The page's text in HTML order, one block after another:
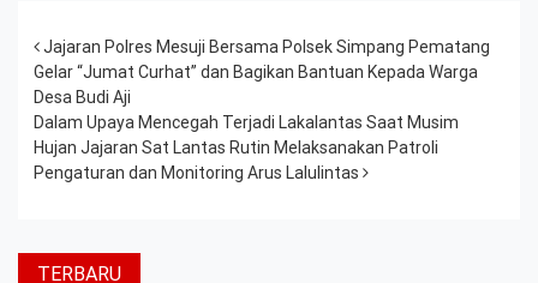
Post navigation
Jajaran Polres Mesuji Bersama Polsek Simpang Pematang
Gelar “Jumat Curhat” dan Bagikan Bantuan Kepada Warga
Desa Budi Aji
Dalam Upaya Mencegah Terjadi Lakalantas Saat Musim
Hujan Jajaran Sat Lantas Rutin Melaksanakan Patroli
Pengaturan dan Monitoring Arus Lalulintas
TERBARU